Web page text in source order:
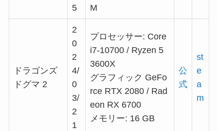
5
M
ドラゴンズ
ドグマ 2
2
0
2
4/
0
3/
2
1
プロセッサー: Core
i7-10700 / Ryzen 5
3600X
グラフィック GeFo
rce RTX 2080 / Rad
eon RX 6700
メモリー: 16 GB
公
式
st
e
a
m